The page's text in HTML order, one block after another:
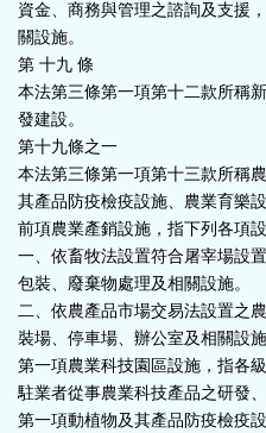
資金、商務與管理之諮詢及支援
關設施。
第 十九 條
本法第三條第一項第十二款所稱
發建設。
第十九條之一
本法第三條第一項第十三款所稱
其產品防疫檢疫設施、農業育樂
前項農業產銷設施，指下列各項設
一、依畜牧法設置符合屠宰場設
包裝、廢棄物處理及相關設施。
二、依農產品市場交易法設置之
裝場、停車場、辦公室及相關設施
第一項農業科技園區設施，指各
駐業者從事農業科技產品之研發
第一項動植物及其產品防疫檢疫